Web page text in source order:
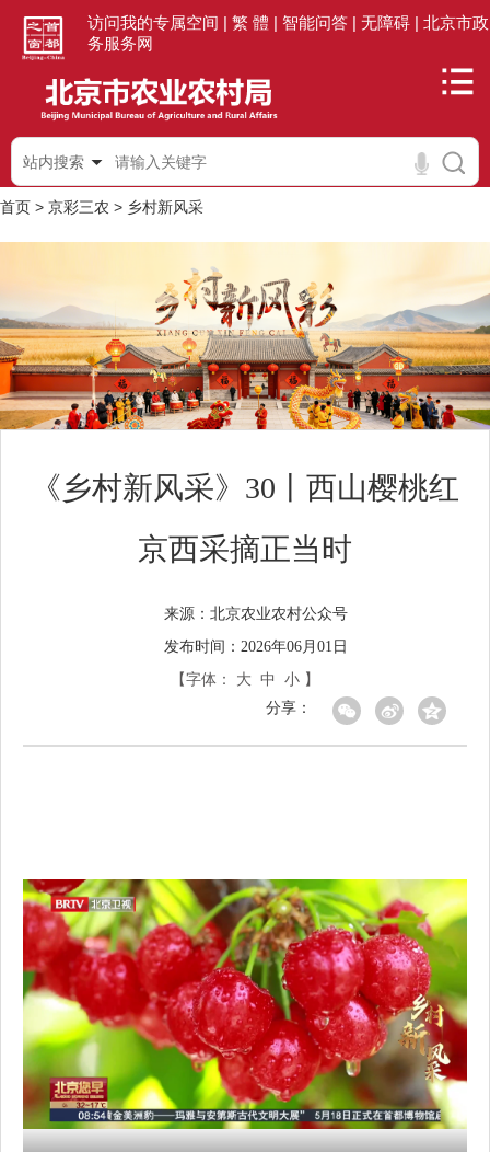
访问我的专属空间 | 繁 體 | 智能问答 | 无障碍 | 北京市政
务服务网
站内搜索
首页 > 京彩三农 > 乡村新风采
《乡村新风采》30丨西山樱桃红
京西采摘正当时
来源： 北京农业农村公众号
发布时间：2026年06月01日
【字体：
大 中 小 】
分享：